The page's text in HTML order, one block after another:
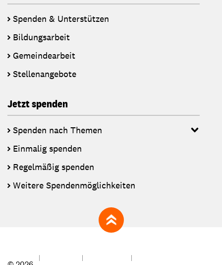
Spenden & Unterstützen
Bildungsarbeit
Gemeindearbeit
Stellenangebote
Jetzt spenden
Spenden nach Themen
Einmalig spenden
Regelmäßig spenden
Weitere Spendenmöglichkeiten
zum Seitenanfang